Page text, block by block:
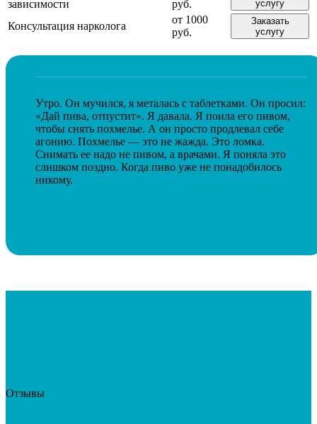
зависимости руб. услугу
Консультация нарколога
от 1000
руб.
Заказать
услугу
Утро. Он мучился, я металась с таблетками. Он просил:
«Дай пива, отпустит». Я давала. Я поила его пивом,
чтобы снять похмелье. А он просто продлевал себе
агонию. Похмелье — это не жажда. Это ломка.
Снимать ее надо не пивом, а врачами. Я поняла это
слишком поздно. Когда пиво уже не понадобилось
никому.
Отзывы